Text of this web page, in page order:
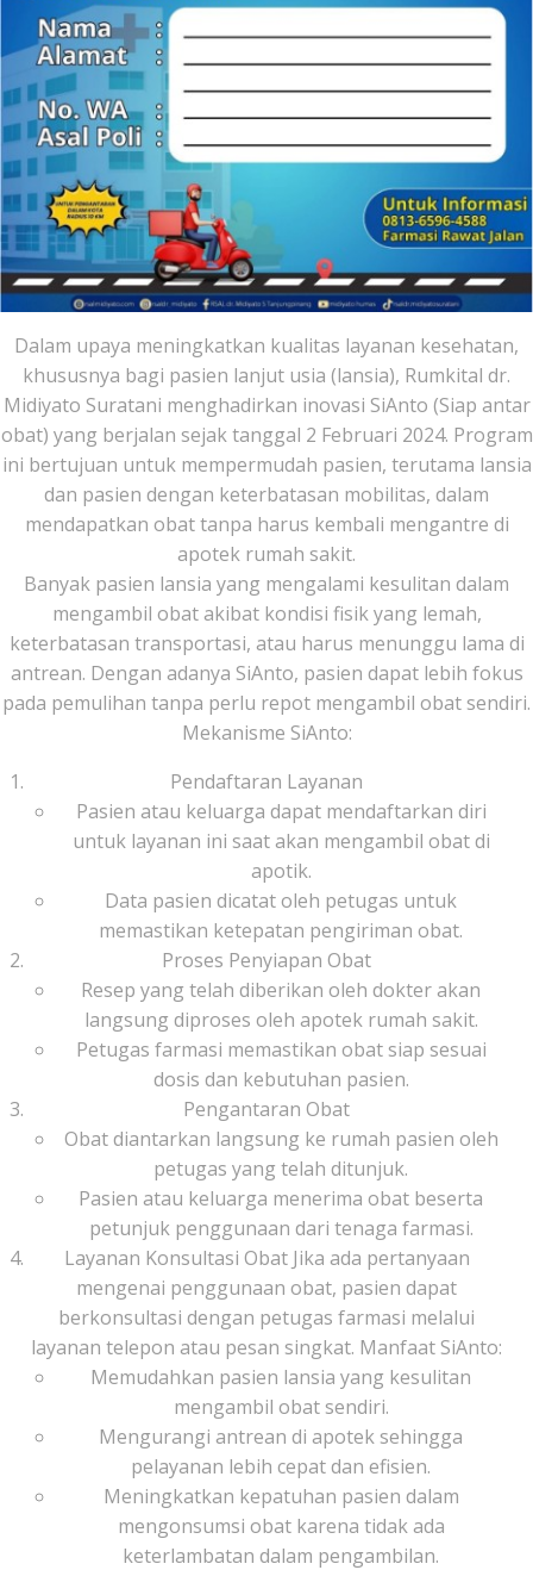
Dalam upaya meningkatkan kualitas layanan kesehatan,
khususnya bagi pasien lanjut usia (lansia), Rumkital dr.
Midiyato Suratani menghadirkan inovasi SiAnto (Siap antar
obat) yang berjalan sejak tanggal 2 Februari 2024. Program
ini bertujuan untuk mempermudah pasien, terutama lansia
dan pasien dengan keterbatasan mobilitas, dalam
mendapatkan obat tanpa harus kembali mengantre di
apotek rumah sakit.
Banyak pasien lansia yang mengalami kesulitan dalam
mengambil obat akibat kondisi fisik yang lemah,
keterbatasan transportasi, atau harus menunggu lama di
antrean. Dengan adanya SiAnto, pasien dapat lebih fokus
pada pemulihan tanpa perlu repot mengambil obat sendiri.
Mekanisme SiAnto:
Pendaftaran Layanan
Pasien atau keluarga dapat mendaftarkan diri
untuk layanan ini saat akan mengambil obat di
apotik.
Data pasien dicatat oleh petugas untuk
memastikan ketepatan pengiriman obat.
Proses Penyiapan Obat
Resep yang telah diberikan oleh dokter akan
langsung diproses oleh apotek rumah sakit.
Petugas farmasi memastikan obat siap sesuai
dosis dan kebutuhan pasien.
Pengantaran Obat
Obat diantarkan langsung ke rumah pasien oleh
petugas yang telah ditunjuk.
Pasien atau keluarga menerima obat beserta
petunjuk penggunaan dari tenaga farmasi.
Layanan Konsultasi Obat Jika ada pertanyaan
mengenai penggunaan obat, pasien dapat
berkonsultasi dengan petugas farmasi melalui
layanan telepon atau pesan singkat. Manfaat SiAnto:
Memudahkan pasien lansia yang kesulitan
mengambil obat sendiri.
Mengurangi antrean di apotek sehingga
pelayanan lebih cepat dan efisien.
Meningkatkan kepatuhan pasien dalam
mengonsumsi obat karena tidak ada
keterlambatan dalam pengambilan.